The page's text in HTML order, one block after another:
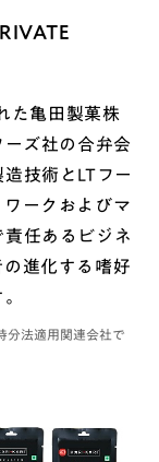
た亀田製菓株
ズ社の合弁会
技術とLTフー
ークおよびマ
任あるビジネ
進化する嗜好
分法適用関連会社で